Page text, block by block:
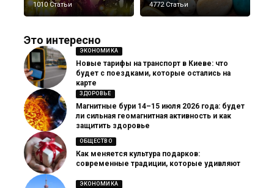
1010 Статьи 4772 Статьи
Это интересно
ЭКОНОМИКА
Новые тарифы на транспорт в Киеве: что
будет с поездками, которые остались на
карте
ЗДОРОВЬЕ
Магнитные бури 14–15 июля 2026 года: будет
ли сильная геомагнитная активность и как
защитить здоровье
ОБЩЕСТВО
Как меняется культура подарков:
современные традиции, которые удивляют
ЭКОНОМИКА